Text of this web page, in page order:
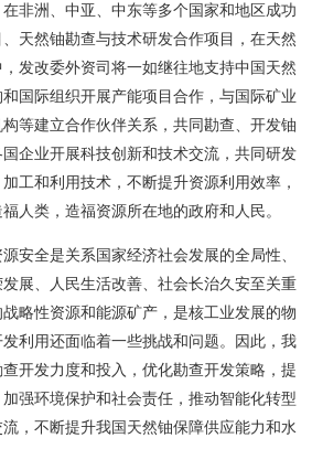
非洲、中亚、中东等多个国家和地区成功
天然铀勘查与技术研发合作项目，在天然
发改委外资司将一如继往地支持中国天然
国际组织开展产能项目合作，与国际矿业
等建立合作伙伴关系，共同勘查、开发铀
企业开展科技创新和技术交流，共同研发
工和利用技术，不断提升资源利用效率，
人类，造福资源所在地的政府和人民。
全是关系国家经济社会发展的全局性、
展、人民生活改善、社会长治久安至关重
略性资源和能源矿产，是核工业发展的物
利用还面临着一些挑战和问题。因此，我
开发力度和投入，优化勘查开发策略，提
强环境保护和社会责任，推动智能化转型
，不断提升我国天然铀保障供应能力和水